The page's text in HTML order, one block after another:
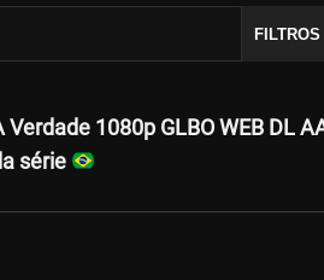
FILTROS
1080p GLBO WEB DL
série